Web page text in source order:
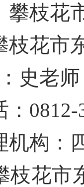
枝花
花市
史老师
0812-
构：四
花市东